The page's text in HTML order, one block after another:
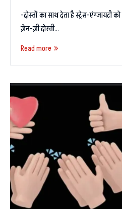
-दोस्तों का साथ देता है स्ट्रेस-एंग्जायटी
ज़ेन-ज़ी दोस्ती…
Read more